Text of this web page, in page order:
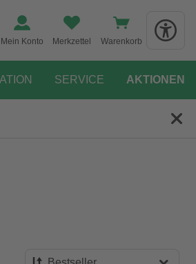
Mein Konto Merkzettel Warenkorb
SERVICE AKTIONEN